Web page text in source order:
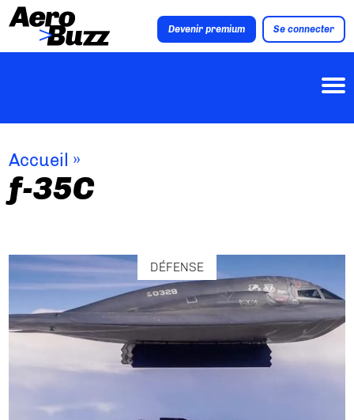
Devenir premium Se connecter
Accueil »
f-35C
DÉFENSE